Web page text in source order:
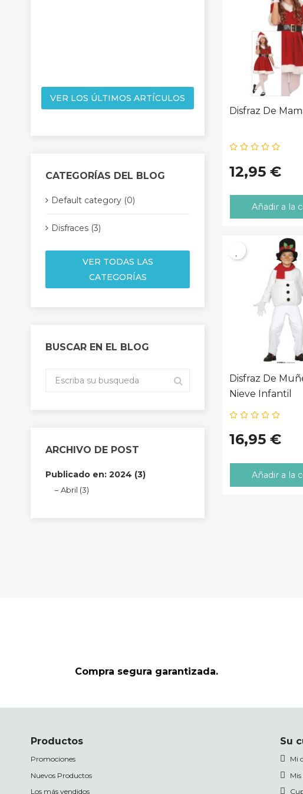
VER LOS ÚLTIMOS ARTÍCULOS
CATEGORÍAS DEL BLOG
Default category (0)
Disfraces (3)
VER TODAS LAS
CATEGORÍAS
BUSCAR EN EL BLOG
ARCHIVO DE POST
Publicado en: 2024 (3)
Abril (3)
Disfraz De
12,95 €
Añadir a la
Disfraz De
Nieve Infantil
16,95 €
Añadir a la
Compra segura garantizada.
Productos
Promociones
Nuevos Productos
Los más vendidos
Su
Mi